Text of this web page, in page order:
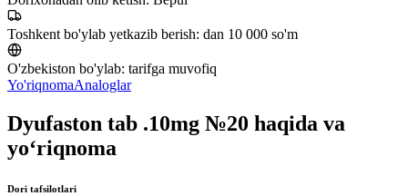
Toshkent bo'ylab yetkazib berish: dan 10 000 so'm
O'zbekiston bo'ylab: tarifga muvofiq
Yo'riqnomaAnaloglar
Dyufaston tab .10mg №20 haqida va
yo‘riqnoma
Dori tafsilotlari